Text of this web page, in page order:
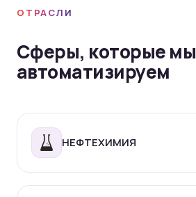
ОТРАСЛИ
Сферы, которые мы
автоматизируем
НЕФТЕХИМИЯ